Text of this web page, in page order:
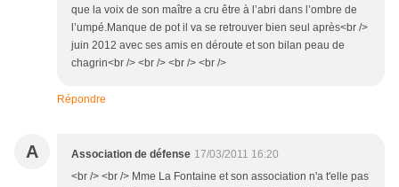
que la voix de son maître a cru être à l’abri dans l’ombre de
l’umpé.Manque de pot il va se retrouver bien seul après<br />
juin 2012 avec ses amis en déroute et son bilan peau de
chagrin<br /> <br /> <br /> <br />
Répondre
A Association de défense 17/03/2011 16:20
<br /> <br /> Mme La Fontaine et son association n'a t'elle pas